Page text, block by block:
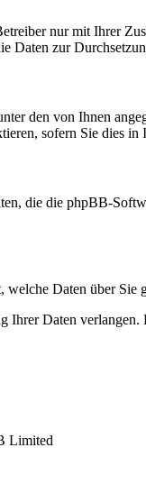
nur mit Ihrer
Daten zur
den von Ihnen
sofern Sie dies in
die die phpBB-
Daten über Sie
Ihrer Daten
Limited